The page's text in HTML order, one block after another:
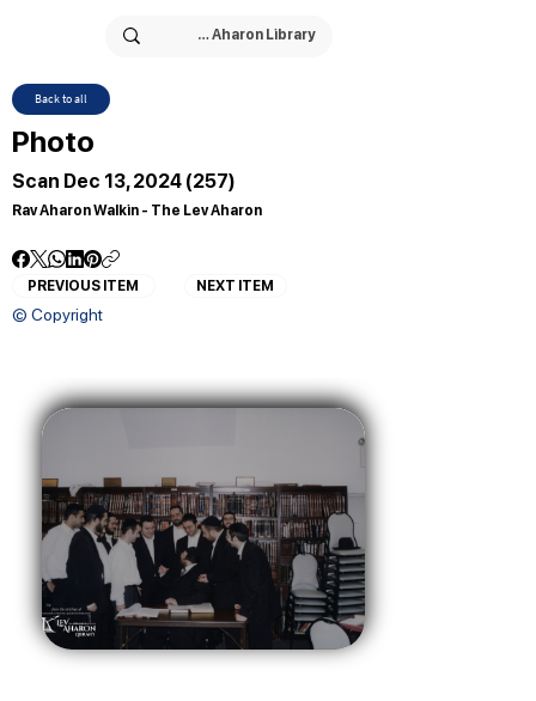
Back to all
Photo
Scan Dec 13, 2024 (257)
Rav Aharon Walkin - The Lev Aharon
PREVIOUS ITEM NEXT ITEM
© Copyright